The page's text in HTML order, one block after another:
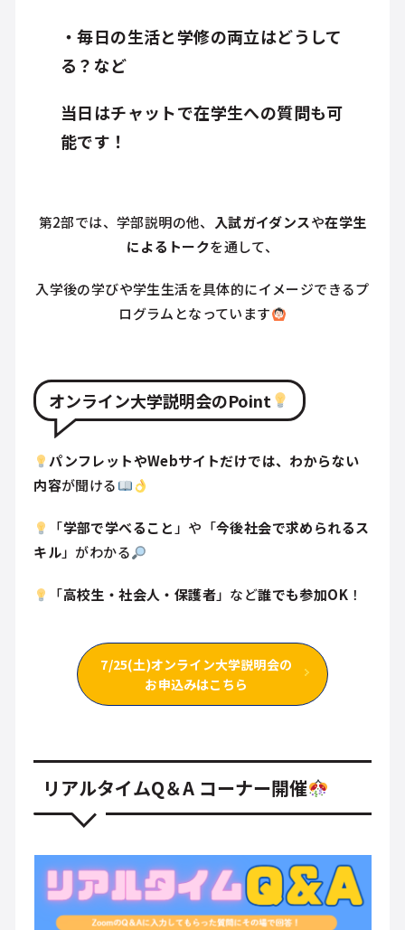
・毎日の生活と学修の両立はどうして
る？など
当日はチャットで在学生への質問も可
能です！
第2部では、学部説明の他、 入試ガイダンスや在学生
によるトークを通して、
入学後の学びや学生生活を具体的にイメージできるプ
ログラムとなっています
オンライン大学説明会のPoint
パンフレットやWebサイトだけでは、わからない
内容が聞ける
「学部で学べること」や「今後社会で求められるス
キル」がわかる
「高校生・社会人・保護者」など誰でも参加OK ！
7/25(土)オンライン大学説明会の
お申込みはこちら
リアルタイムQ＆A コーナー開催